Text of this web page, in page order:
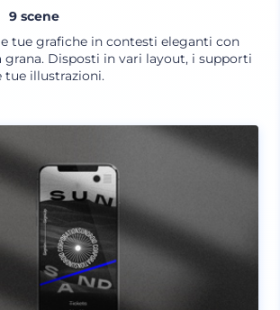
9 scene
tue grafiche in contesti eleganti con
grana. Disposti in vari layout, i supporti
tue illustrazioni.